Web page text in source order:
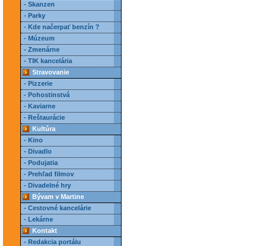
- Skanzen
- Parky
- Kde načerpať benzín ?
- Múzeum
- Zmenárne
- TIK kancelária
Stravovanie
- Pizzerie
- Pohostinstvá
- Kaviarne
- Reštaurácie
Kultúra
- Kino
- Divadlo
- Podujatia
- Prehľad filmov
- Divadelné hry
Bývam v Martine
- Cestovné kancelárie
- Lekárne
Kontakt
- Redakcia portálu